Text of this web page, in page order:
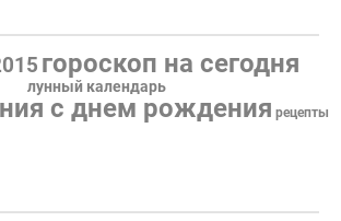
гороскоп на сегодня
лунный календарь
с днем рождения рецепты